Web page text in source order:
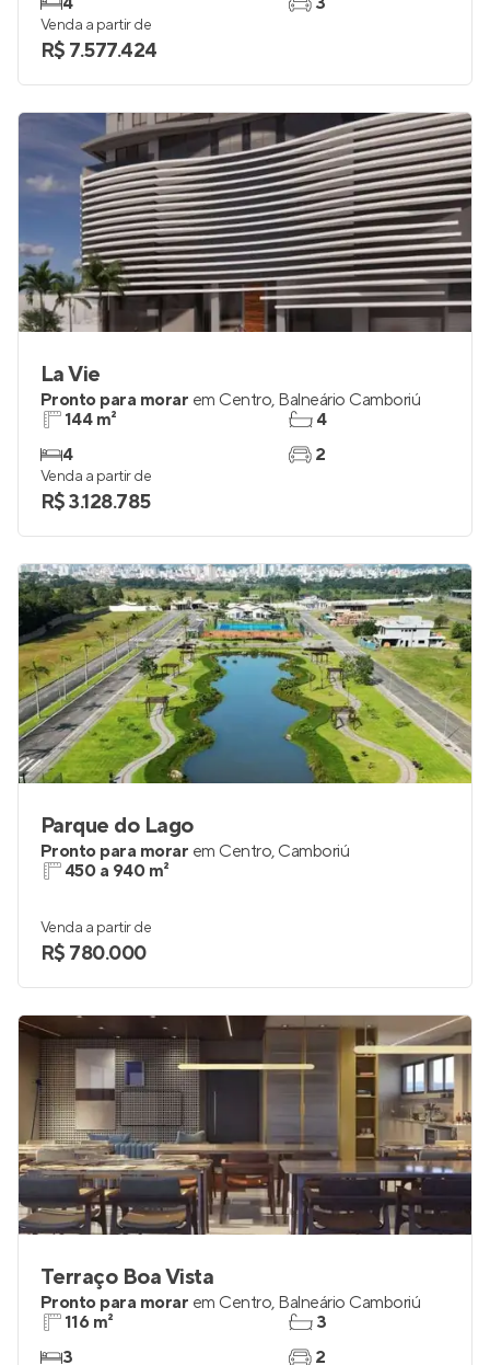
Venda a partir de
R$ 7.577.424
La Vie
Pronto para morar em Centro, Balneário Camboriú
144 m²
4
4
2
Venda a partir de
R$ 3.128.785
Parque do Lago
Pronto para morar em Centro, Camboriú
450 a 940 m²
Venda a partir de
R$ 780.000
Terraço Boa Vista
Pronto para morar em Centro, Balneário Camboriú
116 m²
3
3
2